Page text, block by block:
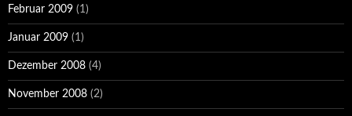
Februar 2009 (1)
Januar 2009 (1)
Dezember 2008 (4)
November 2008 (2)